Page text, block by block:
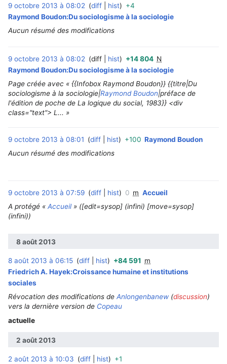
9 octobre 2013 à 08:02 diff hist +4
Raymond Boudon:Du sociologisme à la sociologie
Aucun résumé des modifications
9 octobre 2013 à 08:02 diff hist +14 804 N
Raymond Boudon:Du sociologisme à la sociologie
Page créée avec « {{Infobox Raymond Boudon}} {{titre|Du
sociologisme à la sociologie|Raymond Boudon|préface de
l'édition de poche de La logique du social, 1983}} <div
class="text"> L... »
9 octobre 2013 à 08:01 diff hist +100 Raymond Boudon
Aucun résumé des modifications
9 octobre 2013 à 07:59 diff hist 0 m Accueil
A protégé « Accueil » (‎[edit=sysop] (infini) ‎[move=sysop]
(infini))
8 août 2013
8 août 2013 à 06:15 diff hist +84 591 m
Friedrich A. Hayek:Croissance humaine et institutions
sociales
Révocation des modifications de Anlongenbanew (discussion)
vers la dernière version de Copeau
actuelle
2 août 2013
2 août 2013 à 10:03 diff hist +1